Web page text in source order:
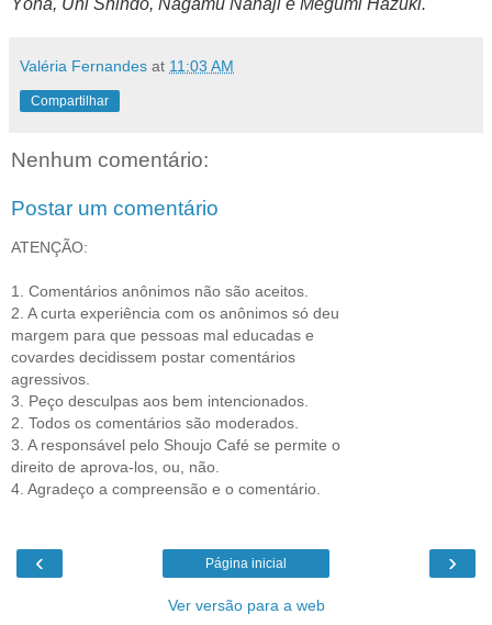
Yōna, Uni Shindō, Nagamu Nanaji e Megumi Hazuki.
Valéria Fernandes at 11:03 AM
Compartilhar
Nenhum comentário:
Postar um comentário
ATENÇÃO:
1. Comentários anônimos não são aceitos.
2. A curta experiência com os anônimos só deu
margem para que pessoas mal educadas e
covardes decidissem postar comentários
agressivos.
3. Peço desculpas aos bem intencionados.
2. Todos os comentários são moderados.
3. A responsável pelo Shoujo Café se permite o
direito de aprova-los, ou, não.
4. Agradeço a compreensão e o comentário.
‹ ›
Página inicial
Ver versão para a web